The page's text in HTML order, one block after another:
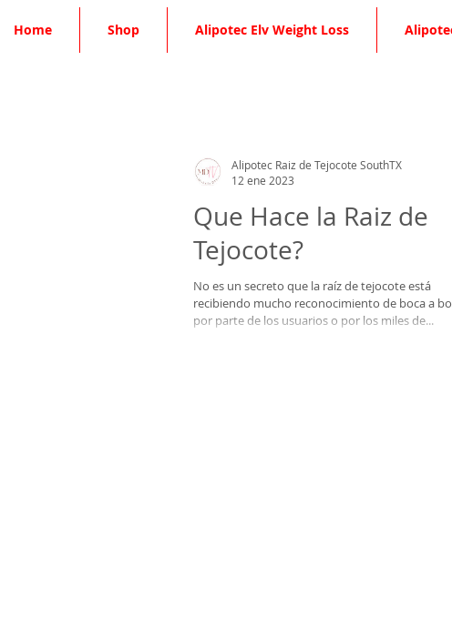
Home Shop Alipotec Elv Weight Loss
Que Hace la Raiz de
Tejocote?
No es un secreto que la raíz de tejocote está
recibiendo mucho reconocimiento de boca a
por parte de los usuarios o por los miles de...
Alipotec Raiz de Tejocote SouthTX
12 ene 2023